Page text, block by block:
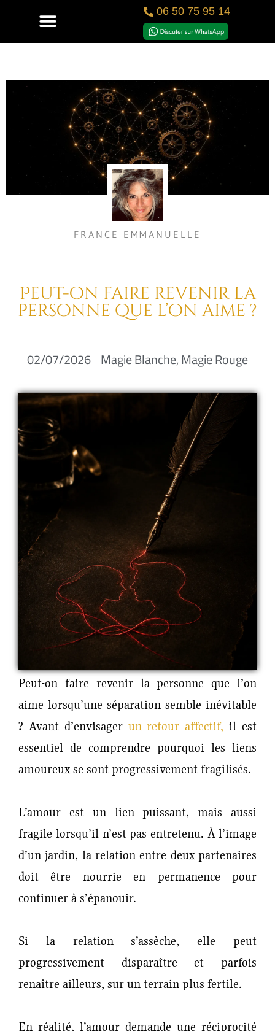
06 50 75 95 14
FRANCE EMMANUELLE
Peut-on faire revenir la
personne que l’on aime ?
02/07/2026 Magie Blanche,Magie Rouge
Peut-on faire revenir la personne que l’on
aime lorsqu’une séparation semble inévitable
? Avant d’envisager un retour affectif, il est
essentiel de comprendre pourquoi les liens
amoureux se sont progressivement fragilisés.
L’amour est un lien puissant, mais aussi
fragile lorsqu’il n’est pas entretenu. À l’image
d’un jardin, la relation entre deux partenaires
doit être nourrie en permanence pour
continuer à s’épanouir.
Si la relation s’assèche, elle peut
progressivement disparaître et parfois
renaître ailleurs, sur un terrain plus fertile.
En réalité, l’amour demande une réciprocité